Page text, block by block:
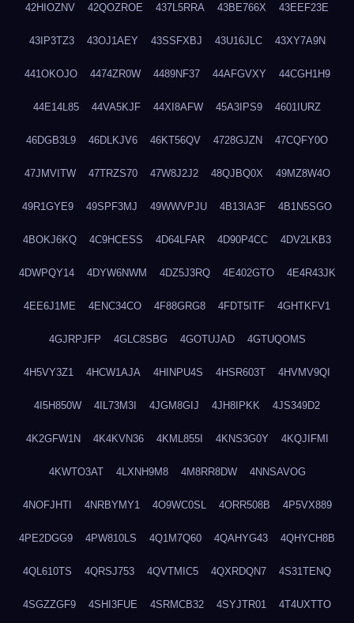
42HIOZNV 42QOZROE 437L5RRA 43BE766X 43EEF23E
43IP3TZ3 43OJ1AEY 43SSFXBJ 43U16JLC 43XY7A9N
441OKOJO 4474ZR0W 4489NF37 44AFGVXY 44CGH1H9
44E14L85 44VA5KJF 44XI8AFW 45A3IPS9 4601IURZ
46DGB3L9 46DLKJV6 46KT56QV 4728GJZN 47CQFY0O
47JMVITW 47TRZS70 47W8J2J2 48QJBQ0X 49MZ8W4O
49R1GYE9 49SPF3MJ 49WWVPJU 4B13IA3F 4B1N5SGO
4BOKJ6KQ 4C9HCESS 4D64LFAR 4D90P4CC 4DV2LKB3
4DWPQY14 4DYW6NWM 4DZ5J3RQ 4E402GTO 4E4R43JK
4EE6J1ME 4ENC34CO 4F88GRG8 4FDT5ITF 4GHTKFV1
4GJRPJFP 4GLC8SBG 4GOTUJAD 4GTUQOMS
4H5VY3Z1 4HCW1AJA 4HINPU4S 4HSR603T 4HVMV9QI
4I5H850W 4IL73M3I 4JGM8GIJ 4JH8IPKK 4JS349D2
4K2GFW1N 4K4KVN36 4KML855I 4KNS3G0Y 4KQJIFMI
4KWTO3AT 4LXNH9M8 4M8RR8DW 4NNSAVOG
4NOFJHTI 4NRBYMY1 4O9WC0SL 4ORR508B 4P5VX889
4PE2DGG9 4PW810LS 4Q1M7Q60 4QAHYG43 4QHYCH8B
4QL610TS 4QRSJ753 4QVTMIC5 4QXRDQN7 4S31TENQ
4SGZZGF9 4SHI3FUE 4SRMCB32 4SYJTR01 4T4UXTTO